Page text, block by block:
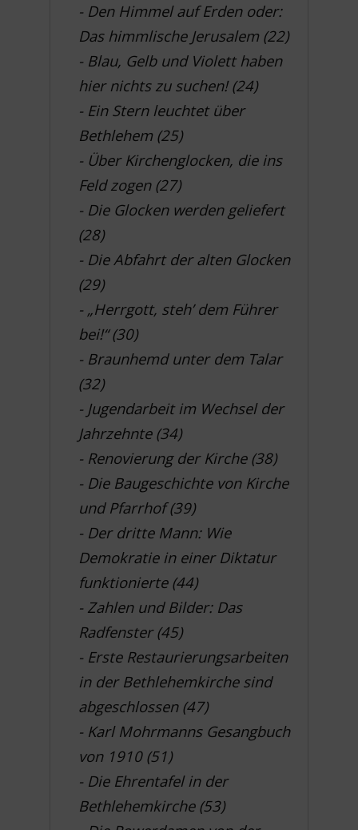
- Den Himmel auf Erden oder:
Das himmlische Jerusalem (22)
- Blau, Gelb und Violett haben
hier nichts zu suchen! (24)
- Ein Stern leuchtet über
Bethlehem (25)
- Über Kirchenglocken, die ins
Feld zogen (27)
- Die Glocken werden geliefert
(28)
- Die Abfahrt der alten Glocken
(29)
- „Herrgott, steh’ dem Führer
bei!“ (30)
- Braunhemd unter dem Talar
(32)
- Jugendarbeit im Wechsel der
Jahrzehnte (34)
- Renovierung der Kirche (38)
- Die Baugeschichte von Kirche
und Pfarrhof (39)
- Der dritte Mann: Wie
Demokratie in einer Diktatur
funktionierte (44)
- Zahlen und Bilder: Das
Radfenster (45)
- Erste Restaurierungsarbeiten
in der Bethlehemkirche sind
abgeschlossen (47)
- Karl Mohrmanns Gesangbuch
von 1910 (51)
- Die Ehrentafel in der
Bethlehemkirche (53)